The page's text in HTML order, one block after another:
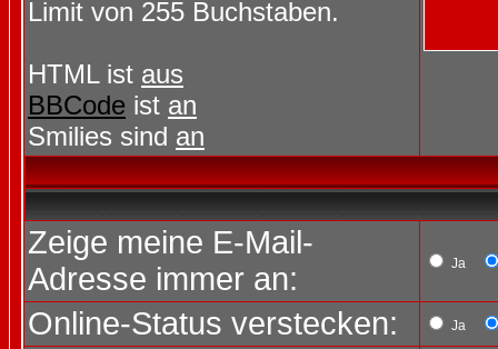
Limit von 255 Buchstaben.
HTML ist aus
BBCode ist an
Smilies sind an
Zeige meine E-Mail-
Adresse immer an:
Ja
Online-Status verstecken: Ja